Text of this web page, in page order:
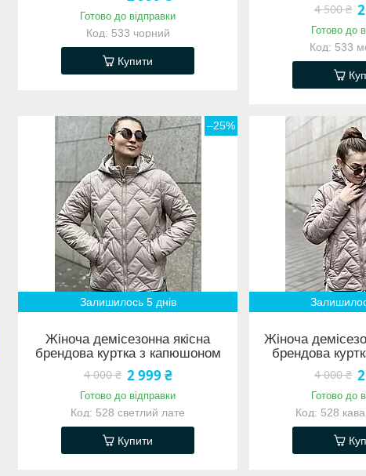
Готово до відправки
533 чорний
Купити
4 500 ₴
Готово до
533
–25%
Залишилось 5 днів
Жіноча демісезонна якісна
брендова куртка з капюшоном
4 000 ₴ 2 999 ₴
Готово до відправки
528 светлий лате
Купити
Жіноча
брендова
4 000 ₴
Готово до
528